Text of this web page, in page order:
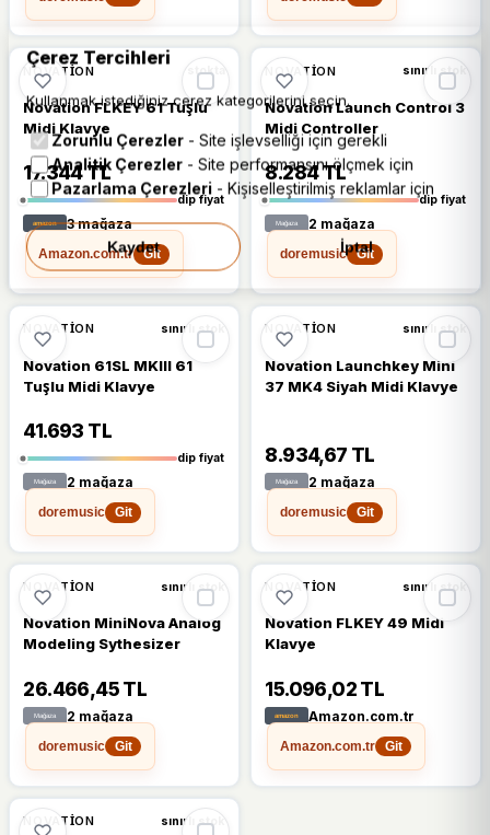
%14
NOVATION stokta
Novation FLKEY 61 Tuşlu
Midi Klavye
17.344 TL
dip fiyat
3 mağaza
Amazon.com.tr
Git
%13
NOVATION sınırlı stok
Novation Launch Control 3
Midi Controller
8.284 TL
dip fiyat
2 mağaza
doremusic
Git
%13
NOVATION sınırlı stok
Novation 61SL MKIII 61
Tuşlu Midi Klavye
41.693 TL
dip fiyat
2 mağaza
doremusic
Git
%24 %24 DÜŞTÜ
NOVATION sınırlı stok
Novation Launchkey Mini
37 MK4 Siyah Midi Klavye
8.934,67 TL
2 mağaza
doremusic
Git
%16
NOVATION sınırlı stok
Novation MiniNova Analog
Modeling Sythesizer
26.466,45 TL
2 mağaza
doremusic
Git
NOVATION sınırlı stok
Novation FLKEY 49 Midi
Klavye
15.096,02 TL
Amazon.com.tr
Amazon.com.tr
Git
NOVATION sınırlı stok
Çerez Tercihleri
Kullanmak istediğiniz çerez kategorilerini seçin.
Zorunlu Çerezler - Site işlevselliği için gerekli
Analitik Çerezler - Site performansını ölçmek için
Pazarlama Çerezleri - Kişiselleştirilmiş reklamlar için
Kaydet İptal